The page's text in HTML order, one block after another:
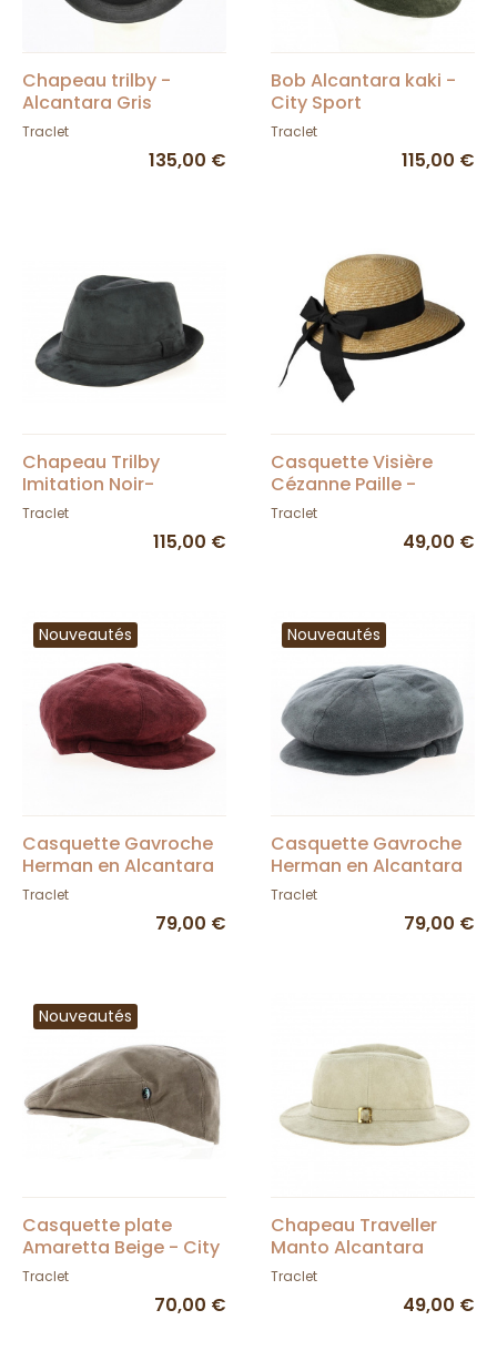
Chapeau trilby -
Alcantara Gris
Traclet
135,00 €
Bob Alcantara kaki -
City Sport
Traclet
115,00 €
Chapeau Trilby
Imitation Noir-
Crambes
Traclet
115,00 €
Casquette Visière
Cézanne Paille -
Traclet
Traclet
49,00 €
Nouveautés
Casquette Gavroche
Herman en Alcantara
Bordeaux - Traclet
Traclet
79,00 €
Nouveautés
Casquette Gavroche
Herman en Alcantara
Grise - Traclet
Traclet
79,00 €
Nouveautés
Casquette plate
Amaretta Beige - City
Sport
Traclet
70,00 €
Chapeau Traveller
Manto Alcantara
Beige - Traclet
Traclet
49,00 €